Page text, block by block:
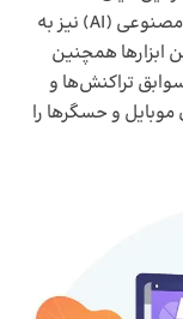
الگوریتم‌های یادگیری ماشین و ابزارهای هوش مصنوعی (AI) نیز به
ابزارها همچنین
تراکنش‌ها و
و حسگرها را